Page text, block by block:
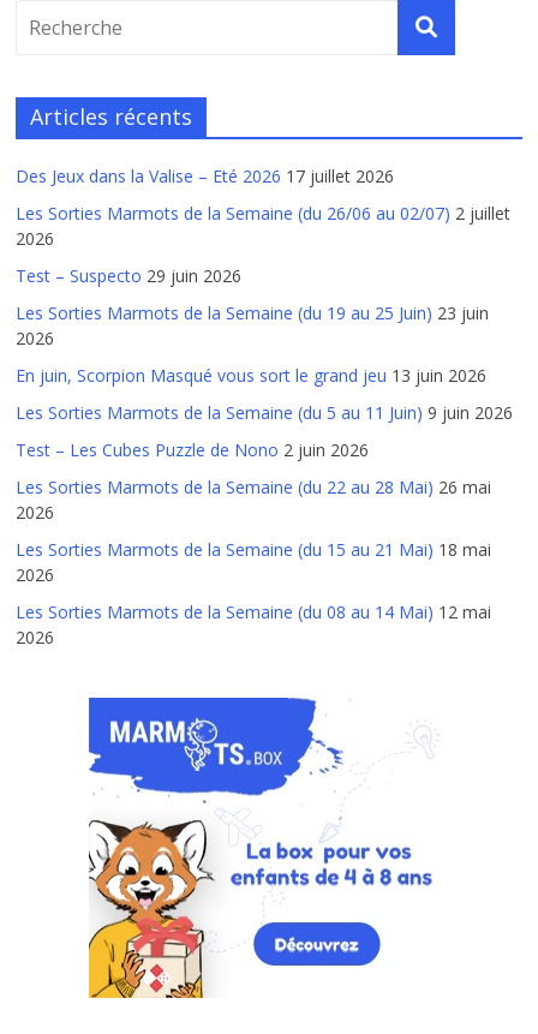
Articles récents
Des Jeux dans la Valise – Eté 2026 17 juillet 2026
Les Sorties Marmots de la Semaine (du 26/06 au 02/07) 2 juillet
2026
Test – Suspecto 29 juin 2026
Les Sorties Marmots de la Semaine (du 19 au 25 Juin) 23 juin
2026
En juin, Scorpion Masqué vous sort le grand jeu 13 juin 2026
Les Sorties Marmots de la Semaine (du 5 au 11 Juin) 9 juin 2026
Test – Les Cubes Puzzle de Nono 2 juin 2026
Les Sorties Marmots de la Semaine (du 22 au 28 Mai) 26 mai
2026
Les Sorties Marmots de la Semaine (du 15 au 21 Mai) 18 mai
2026
Les Sorties Marmots de la Semaine (du 08 au 14 Mai) 12 mai
2026